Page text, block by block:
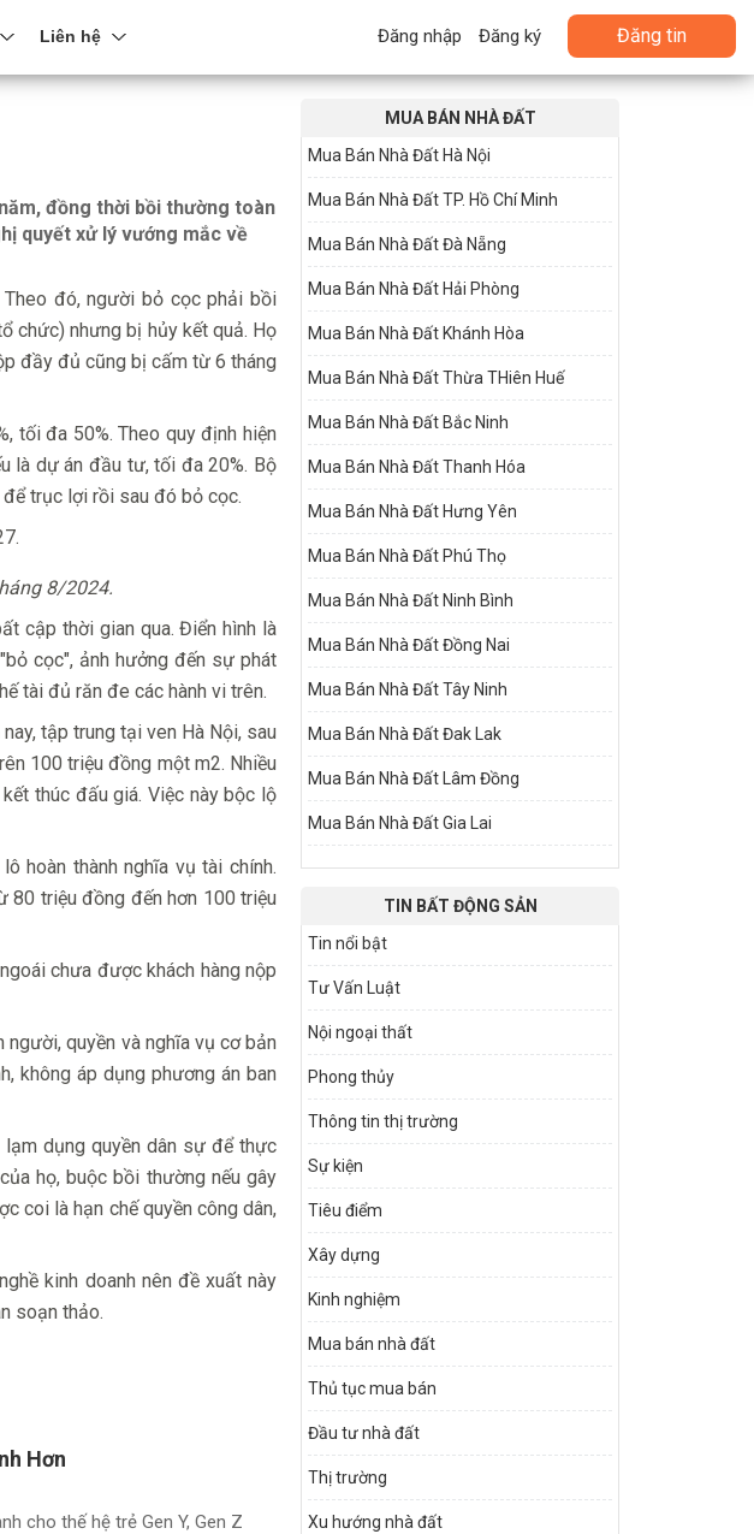
Đăng nhập Đăng ký Đăng tin
Liên hệ
đồng thời bồi thường toàn
quyết xử lý vướng mắc về
đó, người bỏ cọc phải bồi
chức) nhưng bị hủy kết quả. Họ
đầy đủ cũng bị cấm từ 6 tháng
tối đa 50%. Theo quy định hiện
là dự án đầu tư, tối đa 20%. Bộ
trục lợi rồi sau đó bỏ cọc.
8/2024.
cập thời gian qua. Điển hình là
cọc", ảnh hưởng đến sự phát
tài đủ răn đe các hành vi trên.
tập trung tại ven Hà Nội, sau
100 triệu đồng một m2. Nhiều
thúc đấu giá. Việc này bộc lộ
hoàn thành nghĩa vụ tài chính.
80 triệu đồng đến hơn 100 triệu
chưa được khách hàng nộp
quyền và nghĩa vụ cơ bản
không áp dụng phương án ban
dụng quyền dân sự để thực
họ, buộc bồi thường nếu gây
coi là hạn chế quyền công dân,
kinh doanh nên đề xuất này
soạn thảo.
Hơn
cho thế hệ trẻ Gen Y, Gen Z
MUA BÁN NHÀ ĐẤT
Mua Bán Nhà Đất Hà Nội
Mua Bán Nhà Đất TP. Hồ Chí Minh
Mua Bán Nhà Đất Đà Nẵng
Mua Bán Nhà Đất Hải Phòng
Mua Bán Nhà Đất Khánh Hòa
Mua Bán Nhà Đất Thừa THiên Huế
Mua Bán Nhà Đất Bắc Ninh
Mua Bán Nhà Đất Thanh Hóa
Mua Bán Nhà Đất Hưng Yên
Mua Bán Nhà Đất Phú Thọ
Mua Bán Nhà Đất Ninh Bình
Mua Bán Nhà Đất Đồng Nai
Mua Bán Nhà Đất Tây Ninh
Mua Bán Nhà Đất Đak Lak
Mua Bán Nhà Đất Lâm Đồng
Mua Bán Nhà Đất Gia Lai
TIN BẤT ĐỘNG SẢN
Tin nổi bật
Tư Vấn Luật
Nội ngoại thất
Phong thủy
Thông tin thị trường
Sự kiện
Tiêu điểm
Xây dựng
Kinh nghiệm
Mua bán nhà đất
Thủ tục mua bán
Đầu tư nhà đất
Thị trường
Xu hướng nhà đất